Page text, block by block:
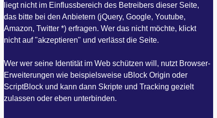
liegt nicht im Einflussbereich des Betreibers dieser Seite,
das bitte bei den Anbietern (jQuery, Google, Youtube,
Amazon, Twitter *) erfragen. Wer das nicht möchte, klickt
nicht auf "akzeptieren" und verlässt die Seite.
Wer wer seine Identität im Web schützen will, nutzt Browser-
Erweiterungen wie beispielsweise uBlock Origin oder
ScriptBlock und kann dann Skripte und Tracking gezielt
zulassen oder eben unterbinden.